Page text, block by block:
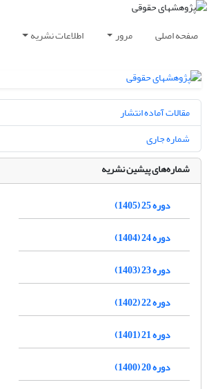
صفحه اصلی مرور اطلاعات نشریه
مقالات آماده انتشار
شماره جاری
شماره‌های پیشین نشریه
دوره 25 (1405)
دوره 24 (1404)
دوره 23 (1403)
دوره 22 (1402)
دوره 21 (1401)
دوره 20 (1400)